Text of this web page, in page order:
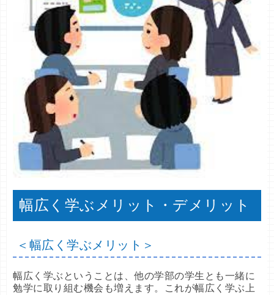
幅広く学ぶメリット・デメリット
＜幅広く学ぶメリット＞
幅広く学ぶということは、他の学部の学生とも一緒に
勉学に取り組む機会も増えます。これが幅広く学ぶ上